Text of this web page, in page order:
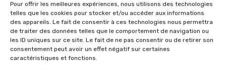
Pour offrir les meilleures expériences, nous utilisons des technologies
telles que les cookies pour stocker et/ou accéder aux informations
des appareils. Le fait de consentir à ces technologies nous permettra
de traiter des données telles que le comportement de navigation ou
les ID uniques sur ce site. Le fait de ne pas consentir ou de retirer son
consentement peut avoir un effet négatif sur certaines
caractéristiques et fonctions.
Du lundi au
jeudi : de
8h00 à 12h15